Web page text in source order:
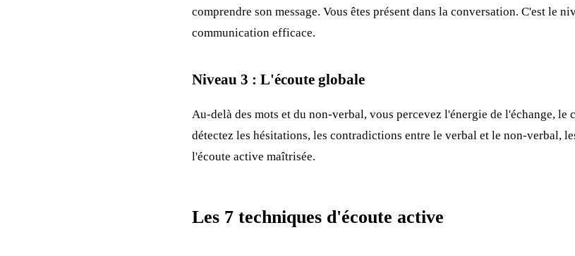
comprendre son message. Vous êtes présent dans la conversation. C'est le
communication efficace.
Niveau 3 : L'écoute globale
Au-delà des mots et du non-verbal, vous percevez l'énergie de l'échange, le
détectez les hésitations, les contradictions entre le verbal et le non-verbal,
l'écoute active maîtrisée.
Les 7 techniques d'écoute active